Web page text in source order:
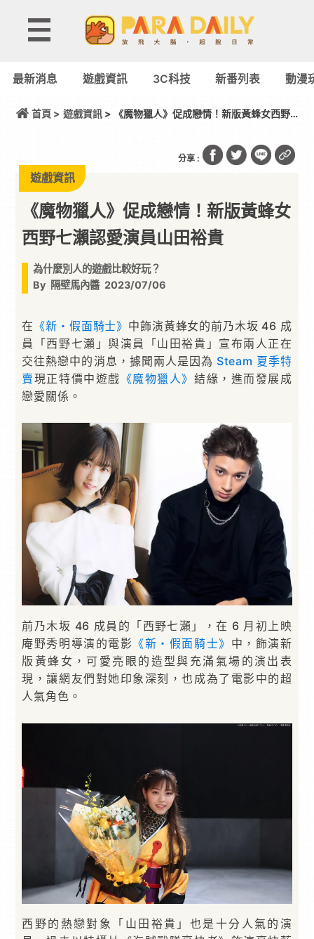
最新消息 遊戲資訊 3C科技 新番列表 動漫
首頁 > 遊戲資訊> 《魔物獵人》促成戀情！新版黃蜂女西野
分享 :
遊戲資訊
《魔物獵人》促成戀情！新版黃蜂女
西野七瀨認愛演員山田裕貴
為什麼別人的遊戲比較好玩？
By 隔壁馬內醬 2023/07/06
在 《新・假面騎士》 中飾演黃蜂女的前乃木坂 46 成
員「西野七瀨」與演員「山田裕貴」宣布兩人正在
交往熱戀中的消息，據聞兩人是因為 Steam 夏季特
賣現正特價中遊戲 《魔物獵人》結緣，進而發展成
戀愛關係。
前乃木坂 46 成員的「西野七瀨」，在 6 月初上映
庵野秀明導演的電影 《新・假面騎士》 中，飾演新
版黃蜂女，可愛亮眼的造型與充滿氣場的演出表
現，讓網友們對她印象深刻，也成為了電影中的超
人氣角色。
西野的熱戀對象「山田裕貴」也是十分人氣的演